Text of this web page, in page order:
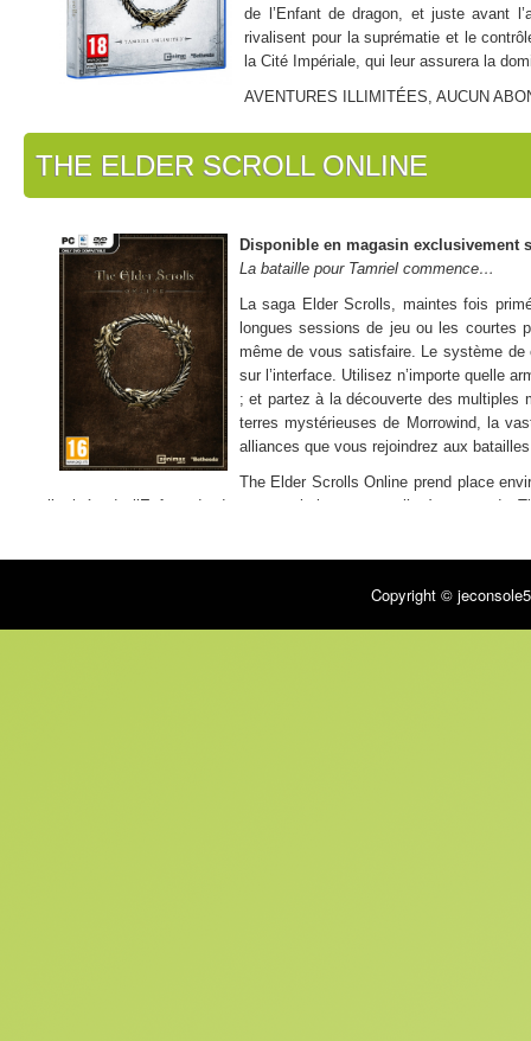
de l’Enfant de dragon, et juste avant
rivalisent pour la suprématie et le
la Cité Impériale, qui leur assurera la
AVENTURES ILLIMITÉES, AUCUN
Points forts :
– Aventures illimitées, aucun abonnement au jeu requis
– Combattez, fabriquez, pêchez, volez, assiégez ou explorez, le
– Partez seul à l’aventure, accomplissez des quêtes entre amis ou
THE ELDER SCROLL ONLINE
Disponible en magasin exclusivement
La bataille pour Tamriel commence…
La saga Elder Scrolls, maintes fois
longues sessions de jeu ou les courtes
même de vous satisfaire. Le système de
sur l’interface. Utilisez n’importe quelle
; et partez à la découverte des multiples
terres mystérieuses de Morrowind, la
alliances que vous rejoindrez aux
The Elder Scrolls Online prend place
l’arrivée de l’Enfant de dragon ; soit juste avant l’avènement
Copyright ©